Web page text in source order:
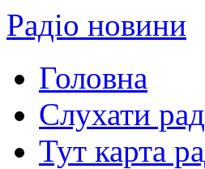
Радіо новини
Головна
Слухати
Тут карта